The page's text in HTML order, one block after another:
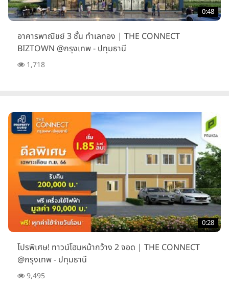
0:48
อาคารพาณิชย์ 3 ชั้น ทำเลทอง | THE CONNECT
BIZTOWN @กรุงเทพ - ปทุมธานี
1,718
0:28
โปรพิเศษ! ทาวน์โฮมหน้ากว้าง 2 จอด | THE CONNECT
@กรุงเทพ - ปทุมธานี
9,495